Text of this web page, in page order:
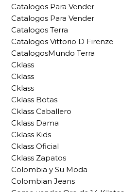
Catalogos Para Vender
Catalogos Para Vender
Catalogos Terra
Catalogos Vittorio D Firenze
CatalogosMundo Terra
Cklass
Cklass
Cklass
Cklass Botas
Cklass Caballero
Cklass Dama
Cklass Kids
Cklass Oficial
Cklass Zapatos
Colombia y Su Moda
Colombian Jeans